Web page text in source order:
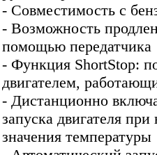
- Совместимость с
- Возможность
помощью передатчика
- Функция ShortStop:
двигателем,
- Дистанционно
запуска двигателя
значения температуры